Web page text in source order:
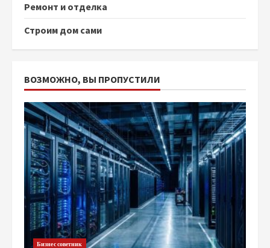
Ремонт и отделка
Строим дом сами
ВОЗМОЖНО, ВЫ ПРОПУСТИЛИ
Бизнес советник